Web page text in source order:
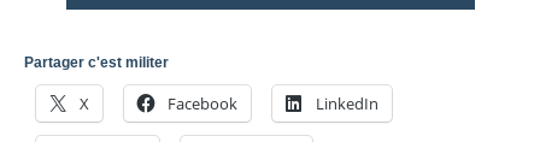
Partager c'est militer
X Facebook LinkedIn